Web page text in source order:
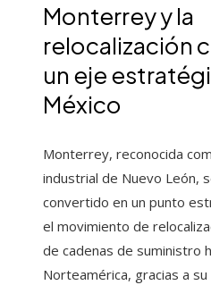
Monterrey y la
relocalización
un eje
México
Monterrey, reconocida
industrial de Nuevo León,
convertido en un punto
el movimiento de
de cadenas de suministro
Norteamérica, gracias a su